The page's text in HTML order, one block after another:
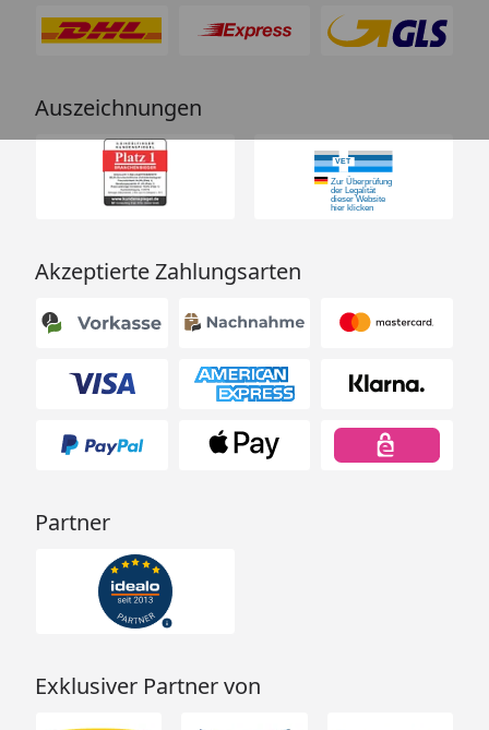
Auszeichnungen
Akzeptierte Zahlungsarten
Partner
Exklusiver Partner von